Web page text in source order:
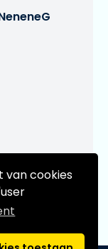
van cookies